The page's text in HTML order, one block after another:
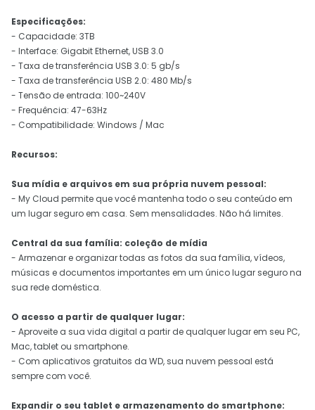
Especificações:
- Capacidade: 3TB
- Interface: Gigabit Ethernet, USB 3.0
- Taxa de transferência USB 3.0: 5 gb/s
- Taxa de transferência USB 2.0: 480 Mb/s
- Tensão de entrada: 100~240V
- Frequência: 47-63Hz
- Compatibilidade: Windows / Mac
Recursos:
Sua mídia e arquivos em sua própria nuvem pessoal:
- My Cloud permite que você mantenha todo o seu conteúdo em
um lugar seguro em casa. Sem mensalidades. Não há limites.
Central da sua família: coleção de mídia
- Armazenar e organizar todas as fotos da sua família, vídeos,
músicas e documentos importantes em um único lugar seguro na
sua rede doméstica.
O acesso a partir de qualquer lugar:
- Aproveite a sua vida digital a partir de qualquer lugar em seu PC,
Mac, tablet ou smartphone.
- Com aplicativos gratuitos da WD, sua nuvem pessoal está
sempre com você.
Expandir o seu tablet e armazenamento do smartphone: